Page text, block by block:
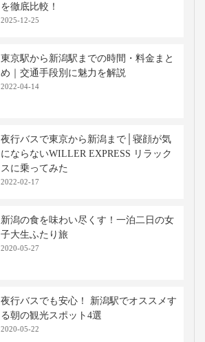
を徹底比較！
2025-12-25
東京駅から新潟駅までの時間・料金まと
め｜交通手段別に魅力を解説
2022-04-14
夜行バスで東京から新潟まで│寝顔が気
にならないWILLER EXPRESS リラック
スに乗ってみた
2022-02-17
新潟の食を味わい尽くす！一泊二日の女
子大生ふたり旅
2020-05-27
夜行バスでも安心！ 新潟駅でオススメす
る朝の観光スポット4選
2020-05-22